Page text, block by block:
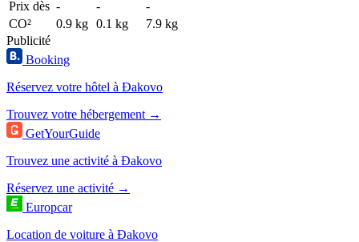
Prix dès - -
-
CO²
0.9 kg 0.1 kg
7.9 kg
Publicité
Booking
Réservez votre hôtel à Đakovo
Trouvez votre hébergement →
GetYourGuide
Trouvez une activité à Đakovo
Réservez une activité →
Europcar
Location de voiture à Đakovo